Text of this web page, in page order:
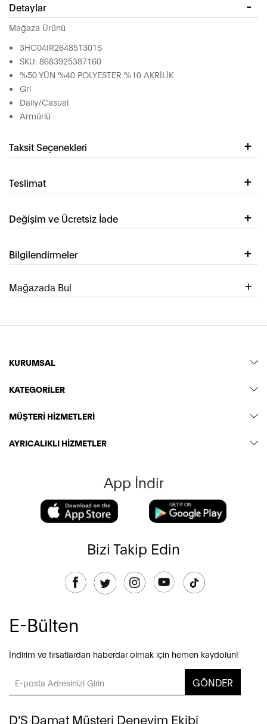
Detaylar
Mağaza Ürünü
3HC04IR264851301S
SKU: 8683925387160
%50 YÜN %40 POLYESTER %10 AKRİLİK
Gri
Daily/Casual
Armürlü
Taksit Seçenekleri
Teslimat
Değişim ve Ücretsiz İade
Bilgilendirmeler
Mağazada Bul
KURUMSAL
KATEGORİLER
MÜŞTERİ HİZMETLERİ
AYRICALIKLI HİZMETLER
App İndir
Bizi Takip Edin
E-Bülten
İndirim ve fırsatlardan haberdar olmak için hemen kaydolun!
GÖNDER
D'S Damat Müşteri Deneyim Ekibi